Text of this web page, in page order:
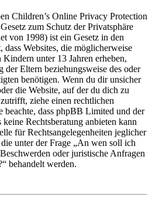
Children’s Online Privacy Protection
zum Schutz der Privatsphäre
von 1998) ist ein Gesetz in den
Websites, die möglicherweise
unter 13 Jahren erheben,
der Eltern beziehungsweise des oder
benötigen. Wenn du dir unsicher
die Website, auf der du dich zu
ziehe einen rechtlichen
beachte, dass phpBB Limited und der
keine Rechtsberatung anbieten kann
für Rechtsangelegenheiten jeglicher
unter der Frage „An wen soll ich
oder juristische Anfragen
behandelt werden.